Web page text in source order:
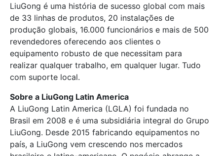
LiuGong é uma história de sucesso global com mais
de 33 linhas de produtos, 20 instalações de
produção globais, 16.000 funcionários e mais de 500
revendedores oferecendo aos clientes o
equipamento robusto de que necessitam para
realizar qualquer trabalho, em qualquer lugar. Tudo
com suporte local.
Sobre a LiuGong Latin America
A LiuGong Latin America (LGLA) foi fundada no
Brasil em 2008 e é uma subsidiária integral do Grupo
LiuGong. Desde 2015 fabricando equipamentos no
país, a LiuGong vem crescendo nos mercados